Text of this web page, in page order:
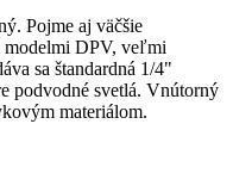
Pojme aj väčšie
modelmi DPV, veľmi
sa štandardná 1/4"
podvodné svetlá. Vnútorný
materiálom.